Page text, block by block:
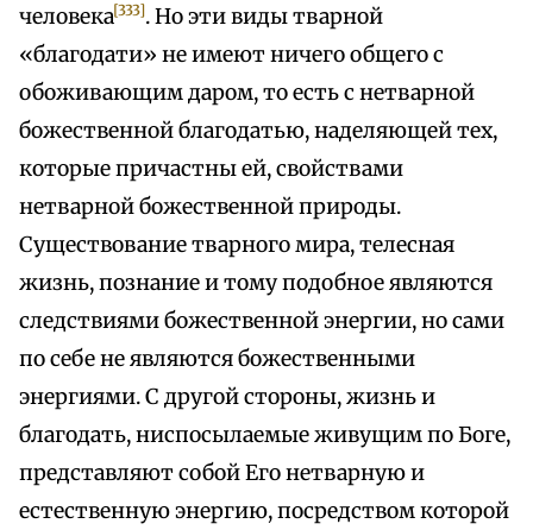
человека[333]. Но эти виды тварной
«благодати» не имеют ничего общего с
обоживающим даром, то есть с нетварной
божественной благодатью, наделяющей тех,
которые причастны ей, свойствами
нетварной божественной природы.
Существование тварного мира, телесная
жизнь, познание и тому подобное являются
следствиями божественной энергии, но сами
по себе не являются божественными
энергиями. С другой стороны, жизнь и
благодать, ниспосылаемые живущим по Боге,
представляют собой Его нетварную и
естественную энергию, посредством которой